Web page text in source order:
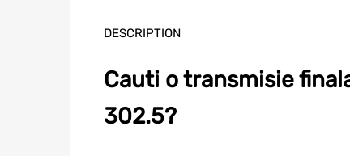
DESCRIPTION
Cauti o transmisie
302.5?